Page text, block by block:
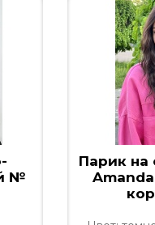
№
Парик на